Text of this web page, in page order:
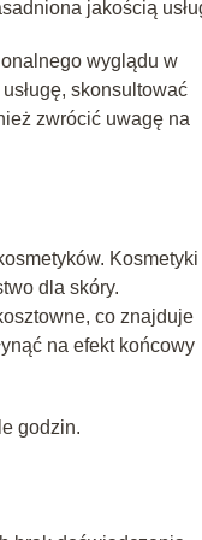
jakością
wyglądu w
skonsultować
zwrócić uwagę na
Kosmetyki
dla skóry.
co znajduje
na efekt końcowy
godzin.